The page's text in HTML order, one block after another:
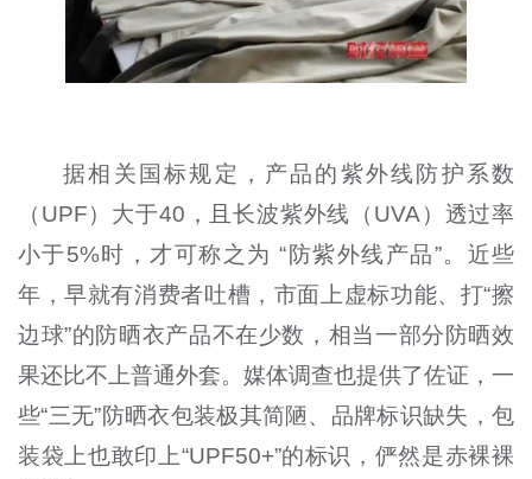
据相关国标规定，产品的紫外线防护系数
（UPF）大于40，且长波紫外线（UVA）透过率
小于5%时，才可称之为 “防紫外线产品”。近些
年，早就有消费者吐槽，市面上虚标功能、打“擦
边球”的防晒衣产品不在少数，相当一部分防晒效
果还比不上普通外套。媒体调查也提供了佐证，一
些“三无”防晒衣包装极其简陋、品牌标识缺失，包
装袋上也敢印上“UPF50+”的标识，俨然是赤裸裸